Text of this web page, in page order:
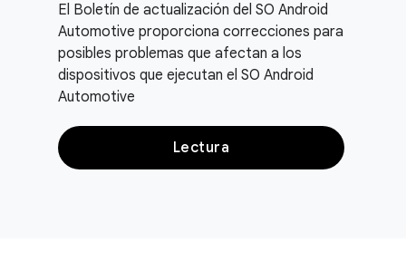
El Boletín de actualización del SO Android
Automotive proporciona correcciones para
posibles problemas que afectan a los
dispositivos que ejecutan el SO Android
Automotive
Lectura